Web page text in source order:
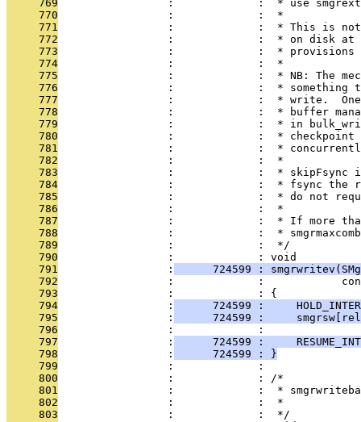
     769
:             :  * use
     770
                 :             :  *
     771
:             :  * This is
     772
:             :  * on disk
     773
:             :  *
     774
                 :             :  *
     775
:             :  * NB: The
     776
:             :  * something
     777
:             :  * write.
     778
:             :  * buffer
     779
:             :  * in
     780
:             :  *
     781
:             :  *
     782
                 :             :  *
     783
:             :  * skipFsync
     784
:             :  * fsync the
     785
:             :  * do not
     786
                 :             :  *
     787
:             :  * If more
     788
:             :  *
     789
                 :             :  */
     790
                 :             : void
     791
                 :
724599 :
     792
:             :
     793
                 :             : {
     794
                 :
724599 :
     795
                 :
724599 :
     796
:             :
     797
                 :
724599 :
     798
                 :
      724599 : }
     799
                 :             :
     800
                 :             : /*
     801
:             :  *
     802
:             :  *
     803
                 :             :  */